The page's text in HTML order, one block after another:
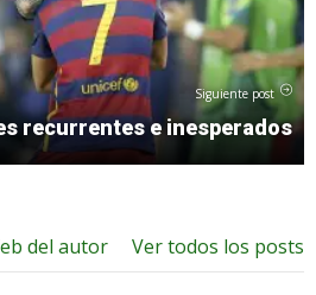
Siguiente post
recurrentes e inesperados
Ver todos los posts
del autor